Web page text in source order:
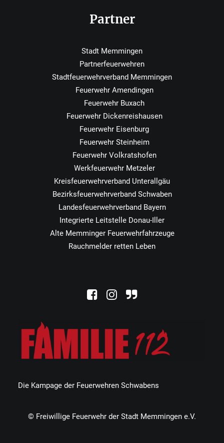
Die Kampage der Feuerwehren Schwabens
Partner
Stadt Memmingen
Partnerfeuerwehren
Stadtfeuerwehrverband Memmingen
Feuerwehr Amendingen
Feuerwehr Buxach
Feuerwehr Dickenreishausen
Feuerwehr Eisenburg
Feuerwehr Steinheim
Feuerwehr Volkratshofen
Werkfeuerwehr Metzeler
Kreisfeuerwehrverband Unterallgäu
Bezirksfeuerwehrverband Schwaben
Landesfeuerwehrverband Bayern
Integrierte Leitstelle Donau-Iller
Alte Memminger Feuerwehrfahrzeuge
Rauchmelder retten Leben
© Freiwillige Feuerwehr der Stadt Memmingen e.V.